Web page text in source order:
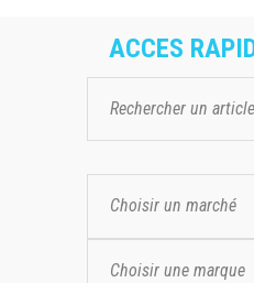
ACCES
Choisir un marché
Choisir une marque